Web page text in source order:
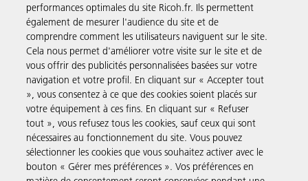
Solutions pour les entreprises
Produits et Services
Assistance & Contact
Ressources
performances optimales du site Ricoh.fr. Ils permettent
également de mesurer l'audience du site et de
comprendre comment les utilisateurs naviguent sur le site.
Cela nous permet d'améliorer votre visite sur le site et de
vous offrir des publicités personnalisées basées sur votre
navigation et votre profil. En cliquant sur « Accepter tout
», vous consentez à ce que des cookies soient placés sur
votre équipement à ces fins. En cliquant sur « Refuser
tout », vous refusez tous les cookies, sauf ceux qui sont
nécessaires au fonctionnement du site. Vous pouvez
sélectionner les cookies que vous souhaitez activer avec le
bouton « Gérer mes préférences ». Vos préférences en